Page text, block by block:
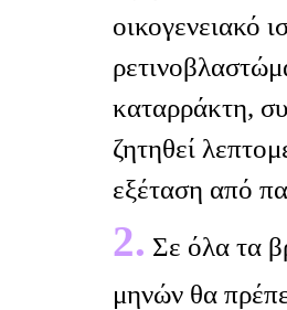
οικογενειακό
καταρράκτη,
ζητηθεί
εξέταση από
2. Σε όλα τα
μηνών θα